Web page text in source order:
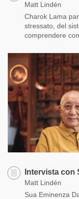
Matt Lindén
Charok Lama
stressato, del
comprendere
Intervista con
Matt Lindén
Sua Eminenza